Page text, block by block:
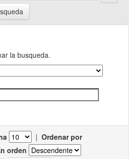
la busqueda.
| Ordenar por
orden